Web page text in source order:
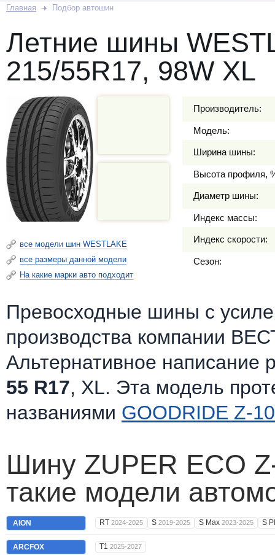
Главная Подбор автошин
Летние шины
215/55R17, 98W XL
все модели шин WESTLAKE
все размеры данной модели
На какие марки авто подходит
Производитель:
Модель:
Ширина шины:
Высота профиля,
Диаметр шины:
Индекс массы:
Индекс скорости:
Сезон:
Превосходные шины c
производства компании
Альтернативное написание
55 R17, XL. Эта модель
названиями GOODRIDE Z-
Шину ZUPER ECO
такие модели
AION RT 2024-2025 S 2019-2025 S Max 2023-2025 S
ARCFOX T1 2025-2027